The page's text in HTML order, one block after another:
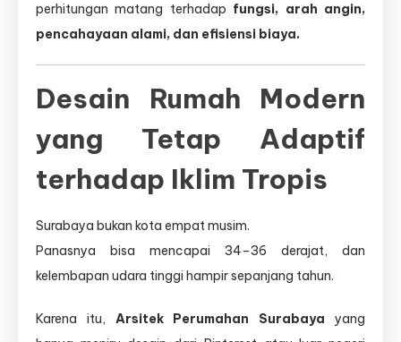
perhitungan matang terhadap fungsi, arah angin,
pencahayaan alami, dan efisiensi biaya.
Desain Rumah Modern
yang Tetap Adaptif
terhadap Iklim Tropis
Surabaya bukan kota empat musim.
Panasnya bisa mencapai 34–36 derajat, dan
kelembapan udara tinggi hampir sepanjang tahun.
Karena itu, Arsitek Perumahan Surabaya yang